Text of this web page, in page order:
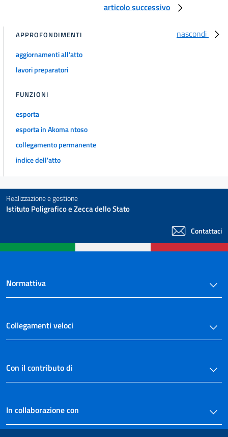
articolo successivo
nascondi
APPROFONDIMENTI
aggiornamenti all'atto
lavori preparatori
FUNZIONI
esporta
esporta in Akoma ntoso
collegamento permanente
indice dell'atto
Realizzazione e gestione
Istituto Poligrafico e Zecca dello Stato
Contattaci
Normattiva
Collegamenti veloci
Con il contributo di
In collaborazione con